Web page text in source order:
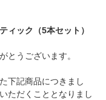
ィック（5本セット）
とうございます。
下記商品につきまし
ただくこととなりまし